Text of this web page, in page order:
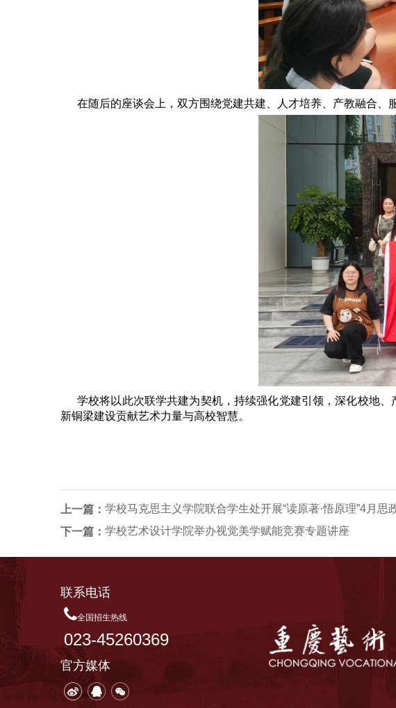
在随后的座谈会上，双方围绕党建共建、人才培养、产教融合、
学校将以此次联学共建为契机，持续强化党建引领，深化校地
新铜梁建设贡献艺术力量与高校智慧。
上一篇：
下一篇： 学校艺术设计学院举办视觉美学赋能竞赛专题讲座
联系电话
全国招生热线
023-45260369
官方媒体